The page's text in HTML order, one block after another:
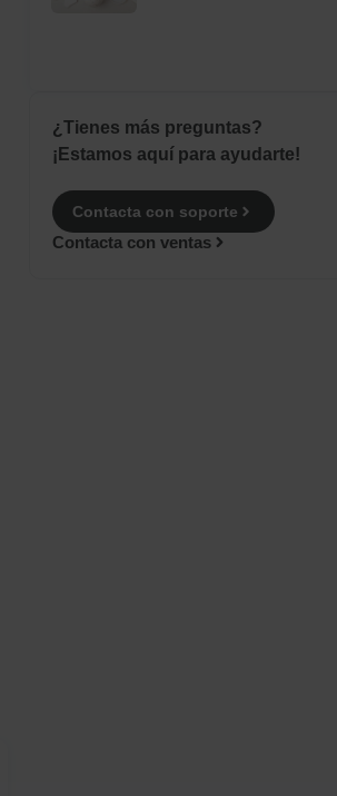
¿Tienes más preguntas?
¡Estamos aquí para ayudarte!
Contacta con soporte
Contacta con ventas